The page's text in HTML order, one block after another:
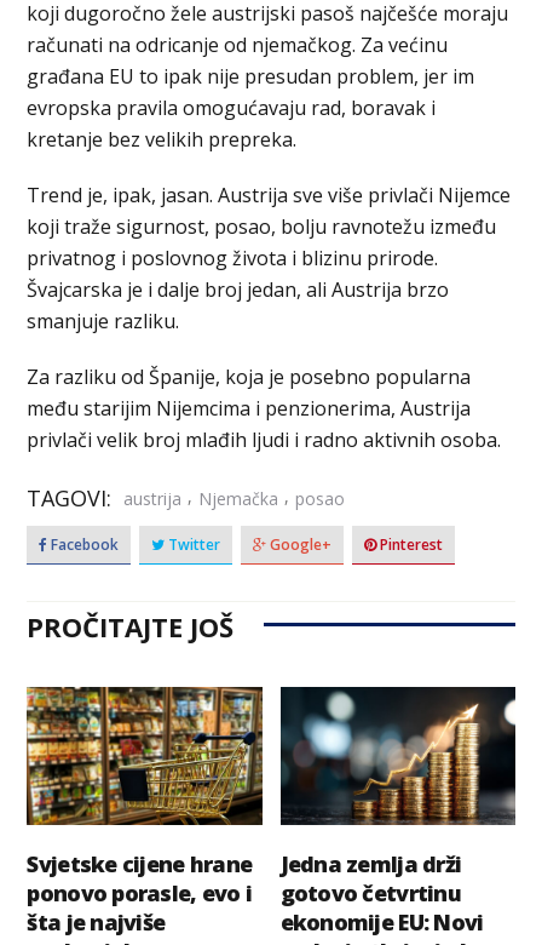
koji dugoročno žele austrijski pasoš najčešće moraju
računati na odricanje od njemačkog. Za većinu
građana EU to ipak nije presudan problem, jer im
evropska pravila omogućavaju rad, boravak i
kretanje bez velikih prepreka.
Trend je, ipak, jasan. Austrija sve više privlači Nijemce
koji traže sigurnost, posao, bolju ravnotežu između
privatnog i poslovnog života i blizinu prirode.
Švajcarska je i dalje broj jedan, ali Austrija brzo
smanjuje razliku.
Za razliku od Španije, koja je posebno popularna
među starijim Nijemcima i penzionerima, Austrija
privlači velik broj mlađih ljudi i radno aktivnih osoba.
TAGOVI: austrija , Njemačka , posao
Facebook Twitter Google+ Pinterest
PROČITAJTE JOŠ
Svjetske cijene hrane
ponovo porasle, evo i
šta je najviše
Jedna zemlja drži
gotovo četvrtinu
ekonomije EU: Novi